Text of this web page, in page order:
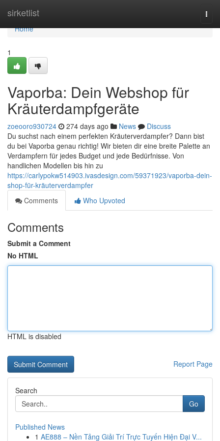
sirketlist
Home
Home
1
Vaporba: Dein Webshop für
Kräuterdampfgeräte
zoeooro930724 274 days ago News
Discuss
Du suchst nach einem perfekten Kräuterverdampfer? Dann bist
du bei Vaporba genau richtig! Wir bieten dir eine breite Palette an
Verdampfern für jedes Budget und jede Bedürfnisse. Von
handlichen Modellen bis hin zu
https://carlypokw514903.ivasdesign.com/59371923/vaporba-dein-
shop-für-kräuterverdampfer
Comments
Who Upvoted
Comments
Submit a Comment
No HTML
HTML is disabled
Report Page
Search
Go
Published News
1 AE888 – Nền Tảng Giải Trí Trực Tuyến Hiện Đại V...